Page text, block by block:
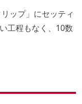
ップ」にセッティ
工程もなく、10数